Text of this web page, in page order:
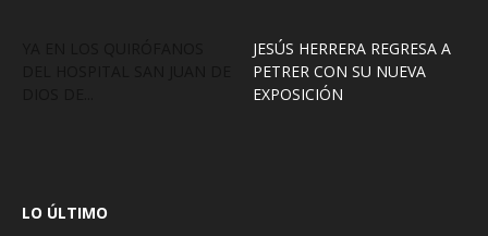
JESÚS HERRERA REGRESA A
PETRER CON SU NUEVA
EXPOSICIÓN
LO ÚLTIMO